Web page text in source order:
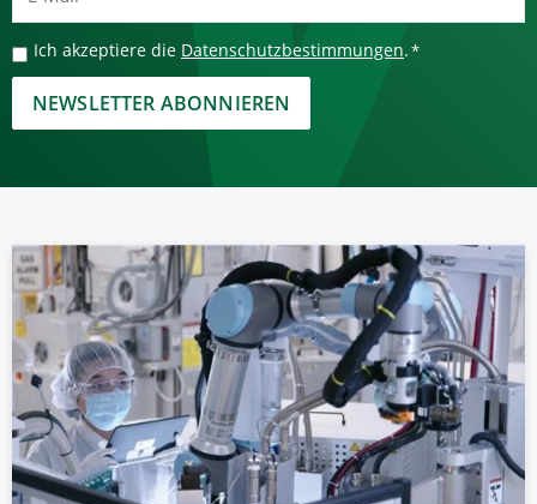
Mail
Datenschutzbestimmungen
*
Ich akzeptiere die Datenschutzbestimmungen.*
CAPTCHA